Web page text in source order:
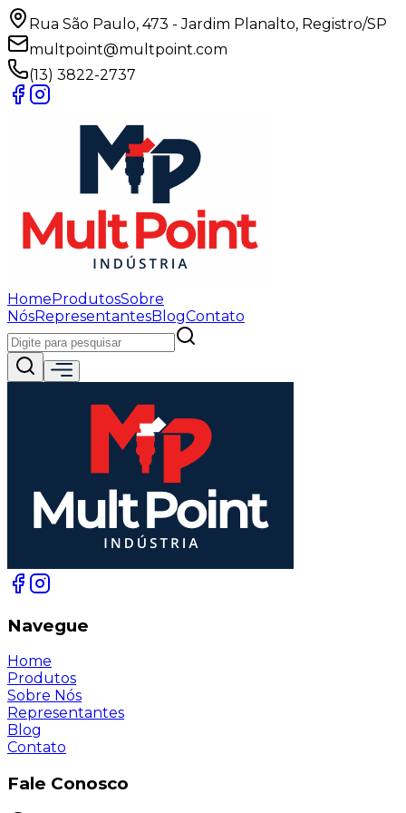
Rua São Paulo, 473 - Jardim Planalto, Registro/SP
multpoint@multpoint.com
(13) 3822-2737
HomeProdutosSobre
NósRepresentantesBlogContato
Navegue
Home
Produtos
Sobre Nós
Representantes
Blog
Contato
Fale Conosco